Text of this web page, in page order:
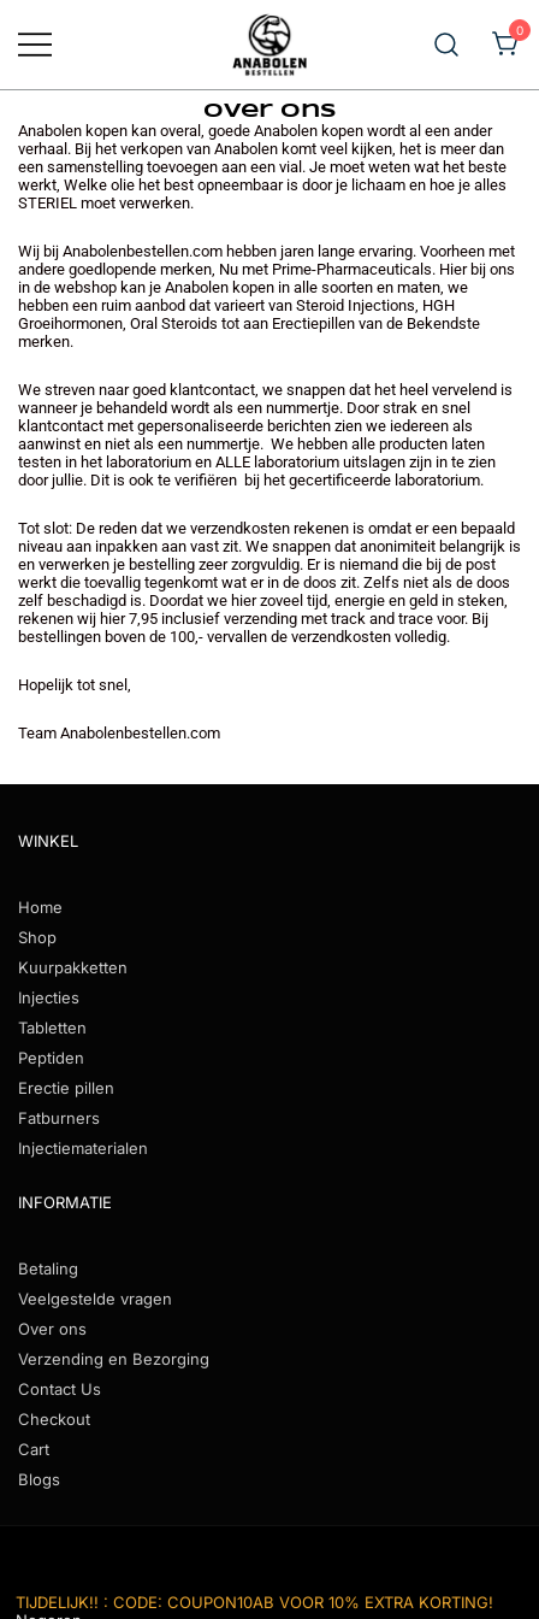
TIJDELIJK!! : CODE: COUPON10AB VOOR 10% EXTRA KORTING!
Prime Pharma kopen bij
Anabolenbestellen.com
Prime Pharma Anabolen Kopen
0
Over Ons
Anabolen kopen kan overal, goede Anabolen kopen wordt al een ander
verhaal. Bij het verkopen van Anabolen komt veel kijken, het is meer dan
een samenstelling toevoegen aan een vial. Je moet weten wat het beste
werkt, Welke olie het best opneembaar is door je lichaam en hoe je alles
STERIEL moet verwerken.
Wij bij Anabolenbestellen.com hebben jaren lange ervaring. Voorheen met
andere goedlopende merken, Nu met Prime-Pharmaceuticals. Hier bij ons
in de webshop kan je Anabolen kopen in alle soorten en maten, we
hebben een ruim aanbod dat varieert van Steroid Injections, HGH
Groeihormonen, Oral Steroids tot aan Erectiepillen van de Bekendste
merken.
We streven naar goed klantcontact, we snappen dat het heel vervelend is
wanneer je behandeld wordt als een nummertje. Door strak en snel
klantcontact met gepersonaliseerde berichten zien we iedereen als
aanwinst en niet als een nummertje. We hebben alle producten laten
testen in het laboratorium en ALLE laboratorium uitslagen zijn in te zien
door jullie. Dit is ook te verifiëren bij het gecertificeerde laboratorium.
Tot slot: De reden dat we verzendkosten rekenen is omdat er een bepaald
niveau aan inpakken aan vast zit. We snappen dat anonimiteit belangrijk is
en verwerken je bestelling zeer zorgvuldig. Er is niemand die bij de post
werkt die toevallig tegenkomt wat er in de doos zit. Zelfs niet als de doos
zelf beschadigd is. Doordat we hier zoveel tijd, energie en geld in steken,
rekenen wij hier 7,95 inclusief verzending met track and trace voor. Bij
bestellingen boven de 100,- vervallen de verzendkosten volledig.
Hopelijk tot snel,
Team Anabolenbestellen.com
WINKEL
Home
Shop
Kuurpakketten
Injecties
Tabletten
Peptiden
Erectie pillen
Fatburners
Injectiematerialen
INFORMATIE
Betaling
Veelgestelde vragen
Over ons
Verzending en Bezorging
Contact Us
Checkout
Cart
Blogs